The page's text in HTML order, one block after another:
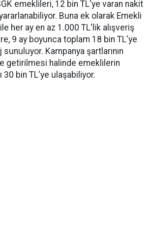
emeklileri, 12 bin TL'ye varan nakit
Buna ek olarak Emekli
her ay en az 1.000 TL'lik alışveriş
9 ay boyunca toplam 18 bin TL'ye
Kampanya şartlarının
getirilmesi halinde emeklilerin
30 bin TL'ye ulaşabiliyor.